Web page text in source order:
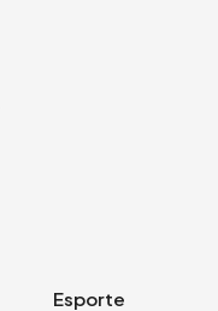
Esporte